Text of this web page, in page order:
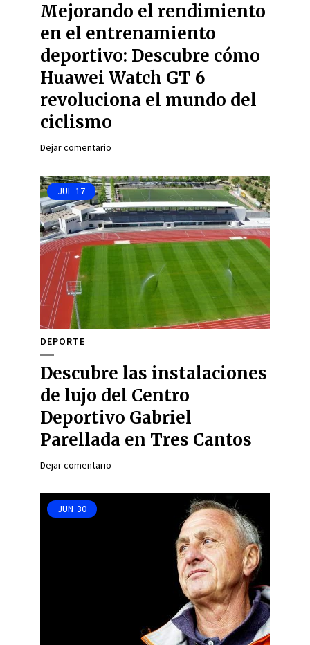
Mejorando el rendimiento
en el entrenamiento
deportivo: Descubre cómo
Huawei Watch GT 6
revoluciona el mundo del
ciclismo
Dejar comentario
JUL 17
DEPORTE
Descubre las instalaciones
de lujo del Centro
Deportivo Gabriel
Parellada en Tres Cantos
Dejar comentario
JUN 30